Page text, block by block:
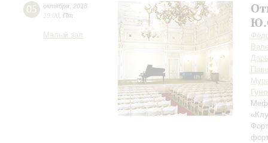
05 октября 2018
19:00 Пт
Малый зал
Гуно